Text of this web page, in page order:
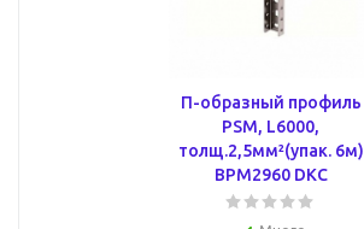
П-образный профиль
PSM, L6000,
толщ.2,5мм²(упак. 6м)
BPM2960 DKC